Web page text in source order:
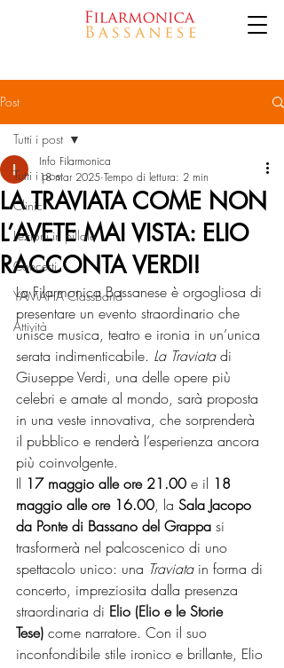
Post
Tutti i post
Clinic
Lezioni in pillole
Concerti
YAMAHA ClassBand
Attività
Tutti i post
LA TRAVIATA COME NON
L’AVETE MAI VISTA: ELIO
RACCONTA VERDI!
Info Filarmonica
18 mar 2025 Tempo di lettura: 2 min
La Filarmonica Bassanese è orgogliosa di
presentare un evento straordinario che
unisce musica, teatro e ironia in un’unica
serata indimenticabile. La Traviata di
Giuseppe Verdi, una delle opere più
celebri e amate al mondo, sarà proposta
in una veste innovativa, che sorprenderà
il pubblico e renderà l’esperienza ancora
più coinvolgente.
Il 17 maggio alle ore 21.00 e il 18
maggio alle ore 16.00, la Sala Jacopo
da Ponte di Bassano del Grappa si
trasformerà nel palcoscenico di uno
spettacolo unico: una Traviata in forma di
concerto, impreziosita dalla presenza
straordinaria di Elio (Elio e le Storie
Tese) come narratore. Con il suo
inconfondibile stile ironico e brillante, Elio